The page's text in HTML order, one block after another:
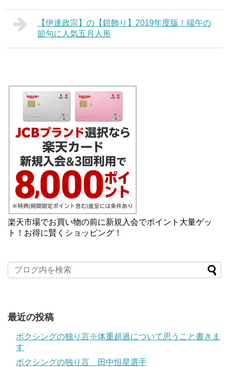
【伊達政宗】の【鎧飾り】2019年度版！端午の
節句に人気五月人形
楽天市場でお買い物の前に新規入会でポイント大量ゲッ
ト！お得に賢くショッピング！
最近の投稿
ボクシングの独り言※体重超過について思うこと書きま
す
ボクシングの独り言 田中恒星選手